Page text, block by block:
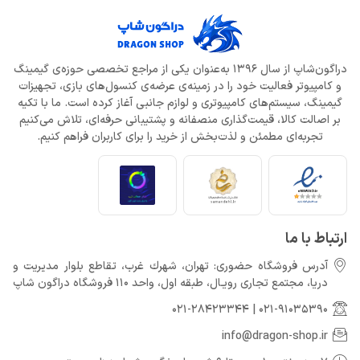
دراگون‌شاپ از سال 1396 به‌عنوان یکی از مراجع تخصصی حوزه‌ی گیمینگ
و کامپیوتر فعالیت خود را در زمینه‌ی عرضه‌ی کنسول‌های بازی، تجهیزات
گیمینگ، سیستم‌های کامپیوتری و لوازم جانبی آغاز کرده است. ما با تکیه
بر اصالت کالا، قیمت‌گذاری منصفانه و پشتیبانی حرفه‌ای، تلاش می‌کنیم
تجربه‌ای مطمئن و لذت‌بخش از خرید را برای کاربران فراهم کنیم.
ارتباط با ما
آدرس فروشگاه حضوری: تهران، شهرك غرب، تقاطع بلوار مدیریت و
دريا، مجتمع تجارى رويـال، طبقه اول، واحد 110 فروشگاه دراگون شاپ
021-91035390
|
021-28423344
info@dragon-shop.ir